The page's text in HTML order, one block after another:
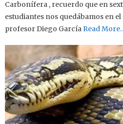
Carbonífera , recuerdo que en
estudiantes nos quedábamos en
profesor Diego García Read